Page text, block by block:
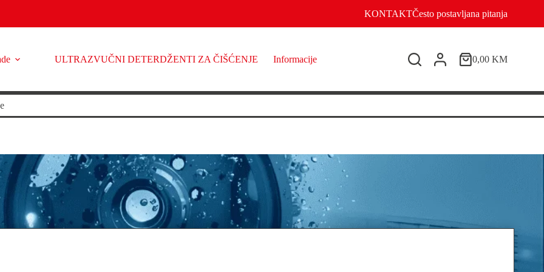
KONTAKTČesto postavljana pitanja
ULTRAZVUČNI DETERDŽENTI ZA ČIŠĆENJE Informacije
Shopping
0,00 KM